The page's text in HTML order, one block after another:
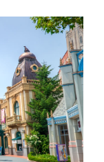
ม ดนตรี การ
ห์ จึงดึงดูดนัก
ต้ วันนี้ทาง
อดนิยมใน
น โดยมีทั้ง
ควรพลาด จะ